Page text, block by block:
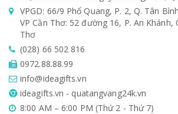
VPGD: 66/9 Phổ Quang, P. 2, Q. Tân
VP Cần Thơ: 52 đường 16, P. An Khánh,
Thơ
(028) 66 502 816
0972.88.88.99
info@ideagifts.vn
ideagifts.vn - quatangvang24k.vn
8:00 AM – 6:00 PM (Thứ 2 - Thứ 7)